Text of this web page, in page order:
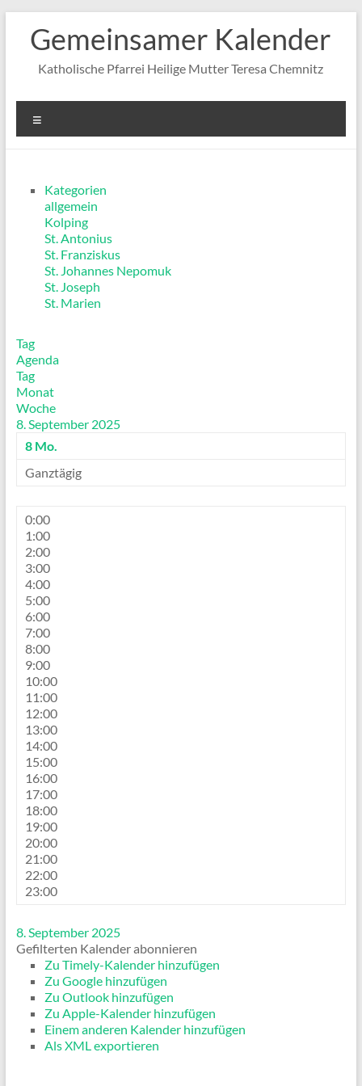
Inhalt
springen
Gemeinsamer Kalender
Katholische Pfarrei Heilige Mutter Teresa Chemnitz
Kategorien
allgemein
Kolping
St. Antonius
St. Franziskus
St. Johannes Nepomuk
St. Joseph
St. Marien
Tag
Agenda
Tag
Monat
Woche
8. September 2025
8 Mo.
Ganztägig
0:00
1:00
2:00
3:00
4:00
5:00
6:00
7:00
8:00
9:00
10:00
11:00
12:00
13:00
14:00
15:00
16:00
17:00
18:00
19:00
20:00
21:00
22:00
23:00
8. September 2025
Gefilterten Kalender abonnieren
Zu Timely-Kalender hinzufügen
Zu Google hinzufügen
Zu Outlook hinzufügen
Zu Apple-Kalender hinzufügen
Einem anderen Kalender hinzufügen
Als XML exportieren